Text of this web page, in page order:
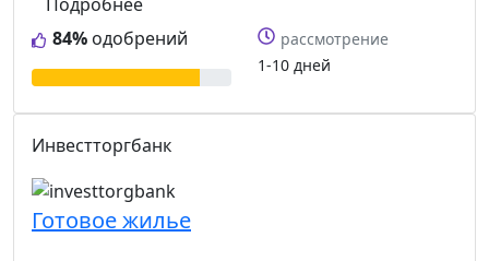
84% одобрений
рассмотрение
1-10 дней
Инвестторгбанк
Готовое жилье